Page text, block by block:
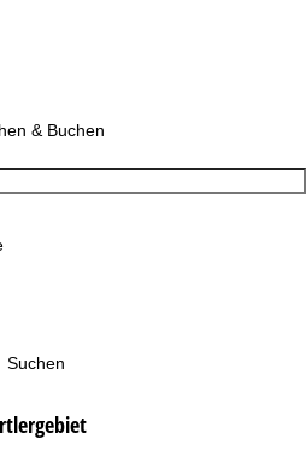
& Buchen
Suchen